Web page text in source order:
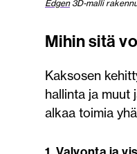
Edgen3D-malli
Mihin sitä
Kaksosen
hallinta ja muut
alkaa toimia